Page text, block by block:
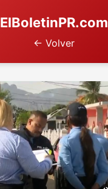
ElBoletinPR.com
← Volver